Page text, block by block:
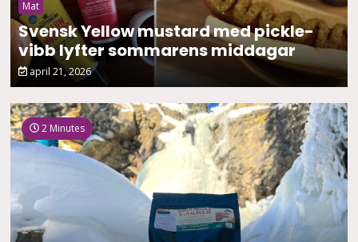
Mat
Svensk Yellow mustard med pickle-
vibb lyfter sommarens middagar
april 21, 2026
2 Minutes